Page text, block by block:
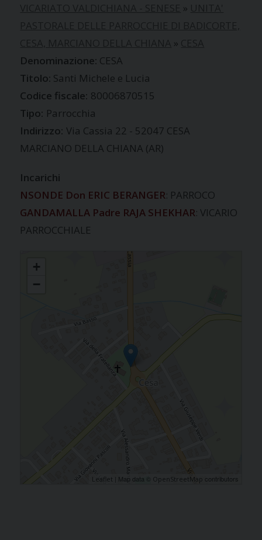
»
»
CESA
Santi Michele e Lucia
Codice fiscale: 80006870515
Tipo: Parrocchia
Indirizzo: Via Cassia 22 - 52047 CESA
MARCIANO DELLA CHIANA (AR)
Incarichi
NSONDE Don ERIC BERANGER: PARROCO
GANDAMALLA Padre RAJA SHEKHAR: VICARIO
PARROCCHIALE
+
−
Leaflet | Map data © OpenStreetMap contributors